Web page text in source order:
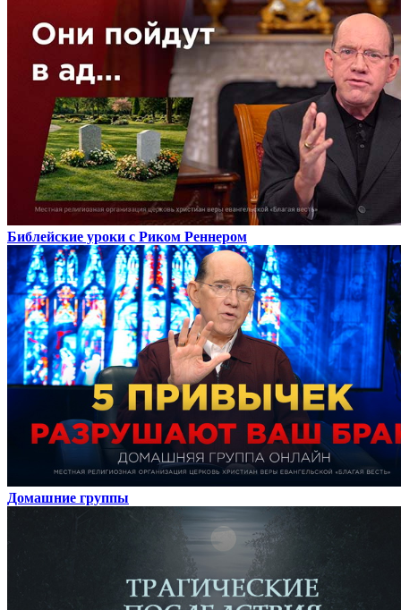
Библейские уроки с Риком Реннером
Домашние группы